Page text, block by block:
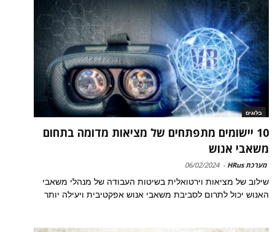
בלוגים
10 יישומים מתפתחים של מציאות מדומה בתחום
משאבי אנוש
מערכת HRus -
06/02/2024
שילוב של מציאות וירטואלית בשיטות העבודה של מנהלי משאבי
האנוש יכול לתרום לסביבת משאבי אנוש אפקטיבית ויעילה יותר